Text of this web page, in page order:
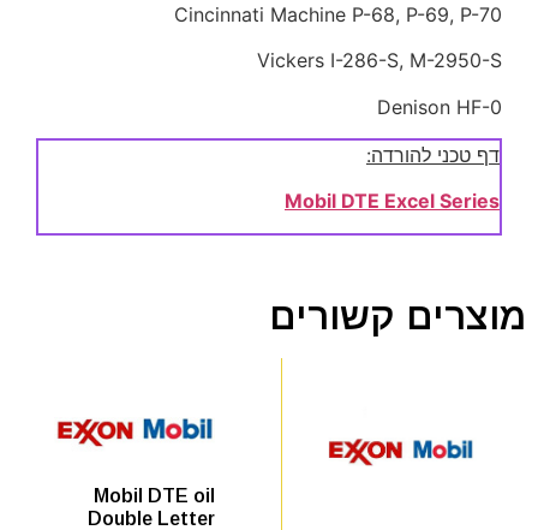
Cincinnati Machine P-68, P-69, P-70
Vickers I-286-S, M-2950-S
Denison HF-0
דף טכני להורדה:
Mobil DTE Excel Series
מוצרים קשורים
Mobil DTE oil
Double Letter